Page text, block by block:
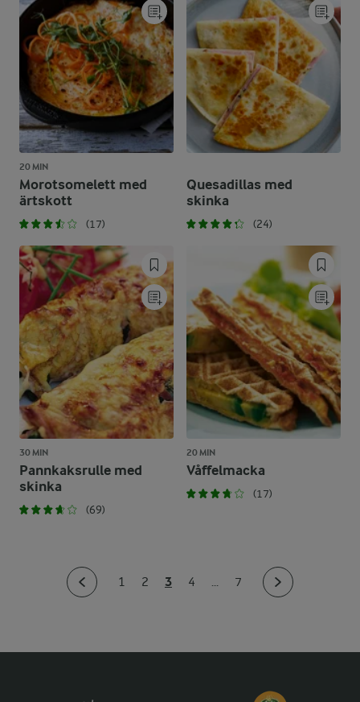
20 MIN
Morotsomelett med
ärtskott
(17)
Quesadillas med
skinka
(24)
30 MIN
Pannkaksrulle med
skinka
(69)
20 MIN
Våffelmacka
(17)
1 2 3 4 ... 7